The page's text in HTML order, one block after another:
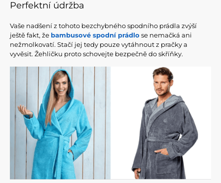
Perfektní údržba
Vaše nadšení z tohoto bezchybného spodního prádla zvýší
ještě fakt, že bambusové spodní prádlo se nemačká ani
nežmolkovatí. Stačí jej tedy pouze vytáhnout z pračky a
vyvěsit. Žehličku proto schovejte bezpečně do skříňky.